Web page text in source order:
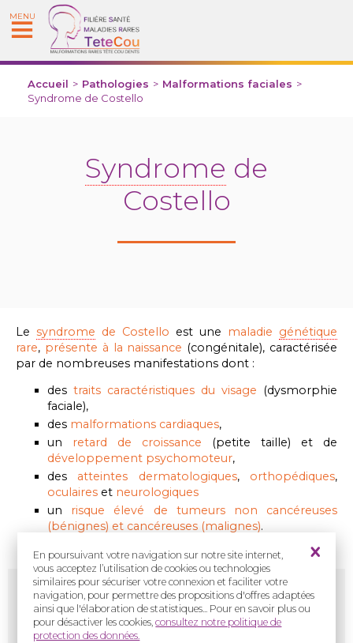
En poursuivant votre navigation sur notre site internet,
vous acceptez l’utilisation de cookies ou technologies
similaires pour sécuriser votre connexion et faciliter votre
navigation, pour permettre des propositions d'offres adaptées
ainsi que l'élaboration de statistiques... Pour en savoir plus ou
pour désactiver les cookies,consultez notre politique de
protection des données.
MENU
Accueil > Pathologies > Malformations faciales >
Syndrome de Costello
Syndrome de
Costello
Le syndrome de Costello est une maladie génétique
rare, présente à la naissance (congénitale), caractérisée
par de nombreuses manifestations dont :
des traits caractéristiques du visage (dysmorphie
faciale),
des malformations cardiaques,
un retard de croissance (petite taille) et de
développement psychomoteur,
des atteintes dermatologiques, orthopédiques,
oculaires et neurologiques
un risque élevé de tumeurs non cancéreuses
(bénignes) et cancéreuses (malignes).
Syndromede Costello